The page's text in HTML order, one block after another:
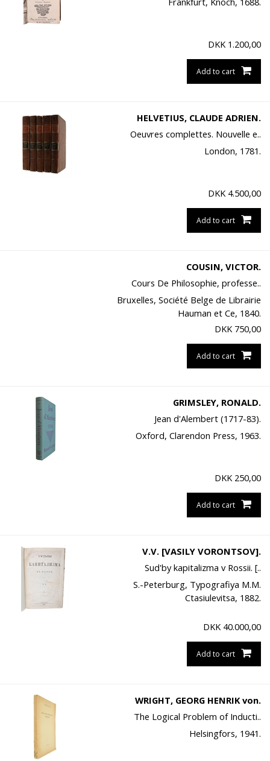
DKK 1.200,00
Add to cart
HELVETIUS, CLAUDE ADRIEN.
Oeuvres complettes. Nouvelle e..
London, 1781.
DKK 4.500,00
Add to cart
COUSIN, VICTOR.
Cours De Philosophie, professe..
Bruxelles, Société Belge de Librairie
Hauman et Ce, 1840.
DKK 750,00
Add to cart
GRIMSLEY, RONALD.
Jean d'Alembert (1717-83).
Oxford, Clarendon Press, 1963.
DKK 250,00
Add to cart
V.V. [VASILY VORONTSOV].
Sud'by kapitalizma v Rossii. [..
S.-Peterburg, Typografiya M.M.
Ctasiulevitsa, 1882.
DKK 40.000,00
Add to cart
WRIGHT, GEORG HENRIK von.
The Logical Problem of Inducti..
Helsingfors, 1941.